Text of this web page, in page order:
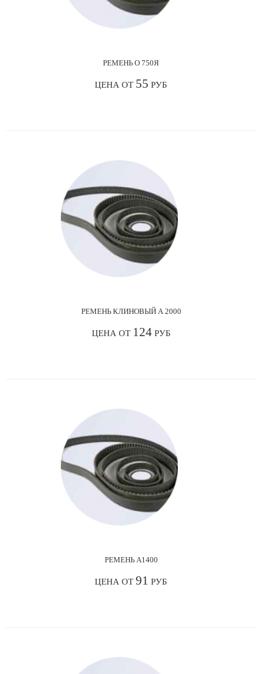
РЕМЕНЬ О 750Я
ЦЕНА ОТ 55 РУБ
РЕМЕНЬ КЛИНОВЫЙ А 2000
ЦЕНА ОТ 124РУБ
РЕМЕНЬ А1400
ЦЕНА ОТ 91 РУБ